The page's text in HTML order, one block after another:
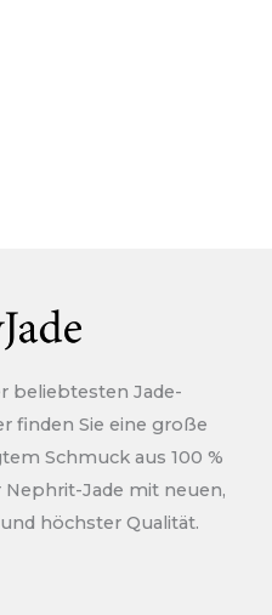
die
beliebtesten Jade-
finden Sie eine große
Schmuck aus 100 %
Jade mit neuen,
höchster Qualität.